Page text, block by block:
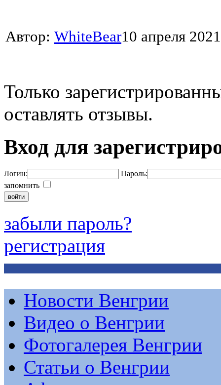
Автор: WhiteBear10 апреля
Только
оставлять отзывы.
Вход для
Логин:
Пароль:
запомнить
забыли пароль?
регистрация
Новости Венгрии
Видео о Венгрии
Фотогалерея Венгрии
Статьи о Венгрии